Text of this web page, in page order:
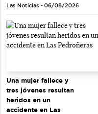
Las Noticias - 06/08/2026
Una mujer fallece y
tres jóvenes resultan
heridos en un
accidente en Las